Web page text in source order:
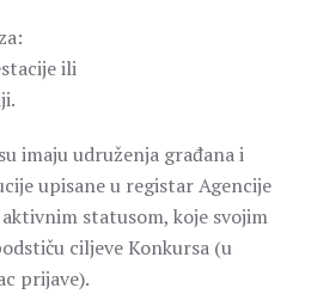
ili
imaju udruženja građana i
upisane u registar Agencije
statusom, koje svojim
ciljeve Konkursa (u
prijave).